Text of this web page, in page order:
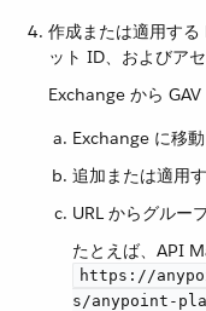
作成または適用す
ット ID、およびア
Exchange から GAV
Exchange に移動
追加または適用
URL からグルー
たとえば、API
https://
s/anypoint-